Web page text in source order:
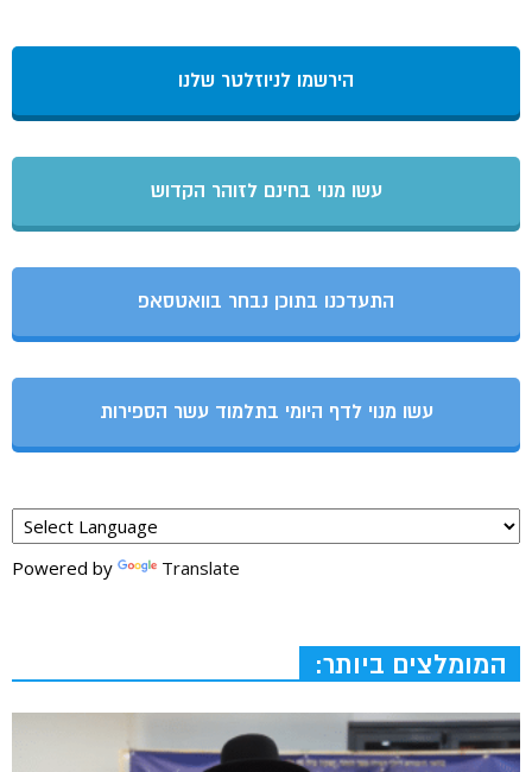
הירשמו לניוזלטר שלנו
עשו מנוי בחינם לזוהר הקדוש
התעדכנו בתוכן נבחר בוואטסאפ
עשו מנוי לדף היומי בתלמוד עשר הספירות
Powered by Translate
המומלצים ביותר: